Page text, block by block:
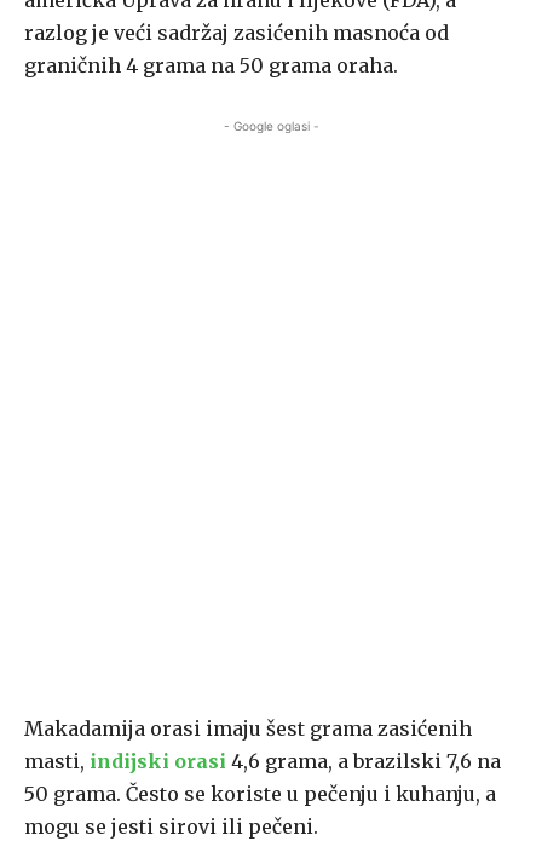
razlog je veći sadržaj zasićenih masnoća od
graničnih 4 grama na 50 grama oraha.
- Google oglasi -
Makadamija orasi imaju šest grama zasićenih
masti, indijski orasi 4,6 grama, a brazilski 7,6 na
50 grama. Često se koriste u pečenju i kuhanju, a
mogu se jesti sirovi ili pečeni.